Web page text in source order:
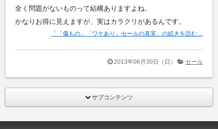
全く問題がないものって結構ありますよね。
かなりお得に見えますが、実はカラクリがあるんです。
「「傷もの」「ワケあり」セールの真実」の続きを読む…
2013年06月30日（日） セール
サブコンテンツ